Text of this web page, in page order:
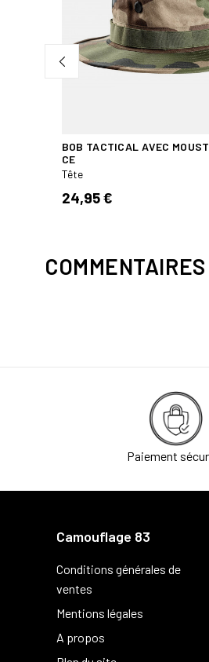
BOB TACTICAL AVEC
CE
Tête
24,95 €
Paiement
Camouflage 83
Conditions générales de
ventes
Mentions légales
A propos